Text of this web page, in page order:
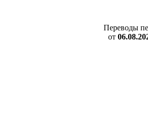
Переводы
от